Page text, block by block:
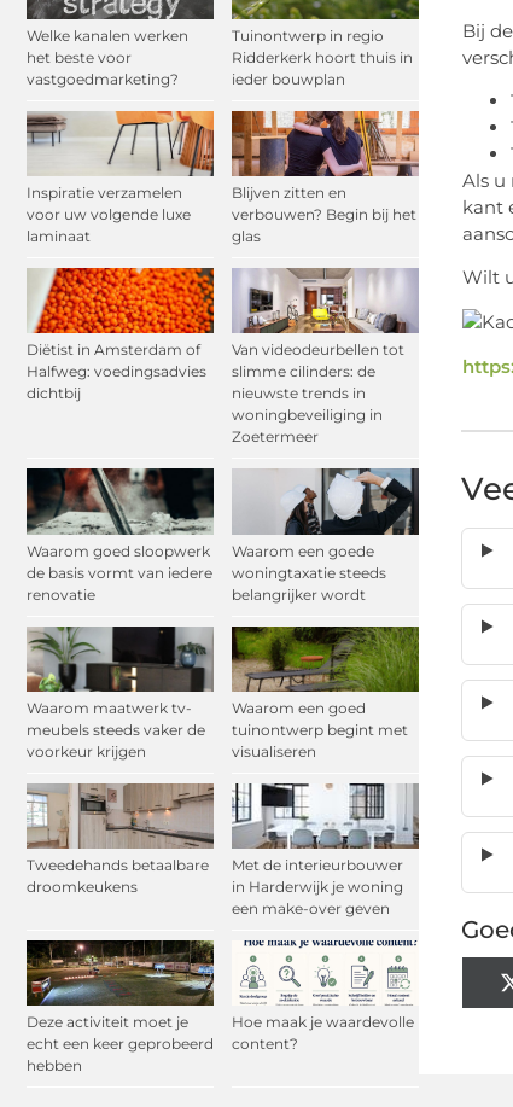
Welke kanalen werken
het beste voor
vastgoedmarketing?
Tuinontwerp in regio
Ridderkerk hoort thuis in
ieder bouwplan
Inspiratie verzamelen
voor uw volgende luxe
laminaat
Blijven zitten en
verbouwen? Begin bij het
glas
Diëtist in Amsterdam of
Halfweg: voedingsadvies
dichtbij
Van videodeurbellen tot
slimme cilinders: de
nieuwste trends in
woningbeveiliging in
Zoetermeer
Waarom goed sloopwerk
de basis vormt van iedere
renovatie
Waarom een goede
woningtaxatie steeds
belangrijker wordt
Waarom maatwerk tv-
meubels steeds vaker de
voorkeur krijgen
Waarom een goed
tuinontwerp begint met
visualiseren
Tweedehands betaalbare
droomkeukens
Met de interieurbouwer
in Harderwijk je woning
een make-over geven
Deze activiteit moet je
echt een keer geprobeerd
hebben
Hoe maak je waardevolle
content?
Bij
Als u
kant
Wilt